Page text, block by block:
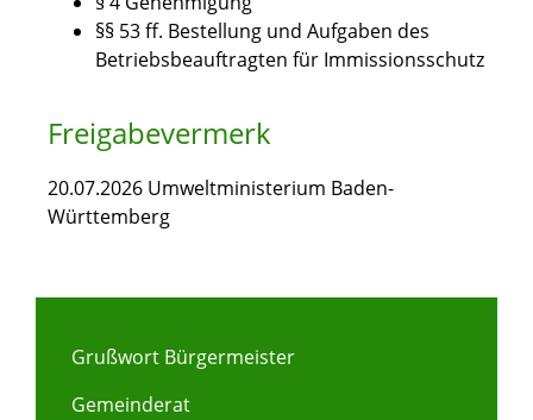
§§ 53 ff. Bestellung und Aufgaben des
Betriebsbeauftragten für Immissionsschutz
Freigabevermerk
20.07.2026 Umweltministerium Baden-
Württemberg
Grußwort Bürgermeister
Gemeinderat